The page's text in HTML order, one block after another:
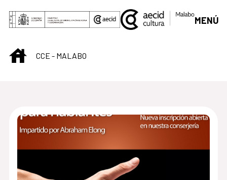
Saltar al contenido principal
MENÚ
INICIOCCE - MALABO